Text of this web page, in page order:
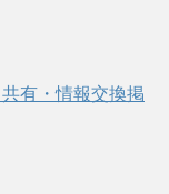
有・情報交換掲